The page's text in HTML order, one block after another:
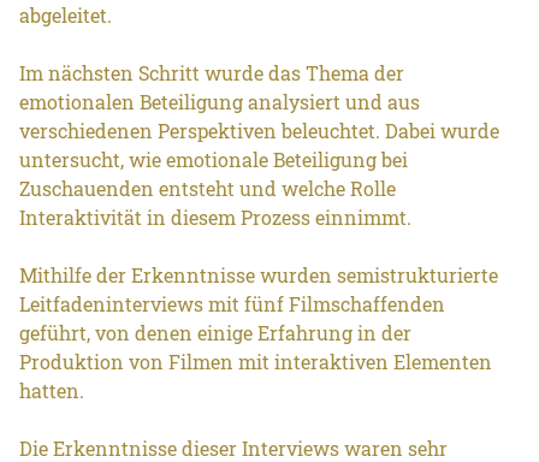
abgeleitet.
Im nächsten Schritt wurde das Thema der
emotionalen Beteiligung analysiert und aus
verschiedenen Perspektiven beleuchtet. Dabei wurde
untersucht, wie emotionale Beteiligung bei
Zuschauenden entsteht und welche Rolle
Interaktivität in diesem Prozess einnimmt.
Mithilfe der Erkenntnisse wurden semistrukturierte
Leitfadeninterviews mit fünf Filmschaffenden
geführt, von denen einige Erfahrung in der
Produktion von Filmen mit interaktiven Elementen
hatten.
Die Erkenntnisse dieser Interviews waren sehr